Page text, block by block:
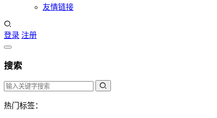
友情链接
登录 注册
搜索
热门标签：